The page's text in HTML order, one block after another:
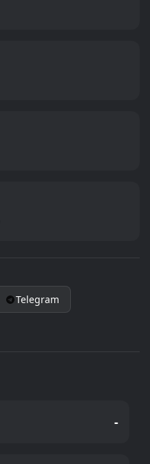
Telegram
-